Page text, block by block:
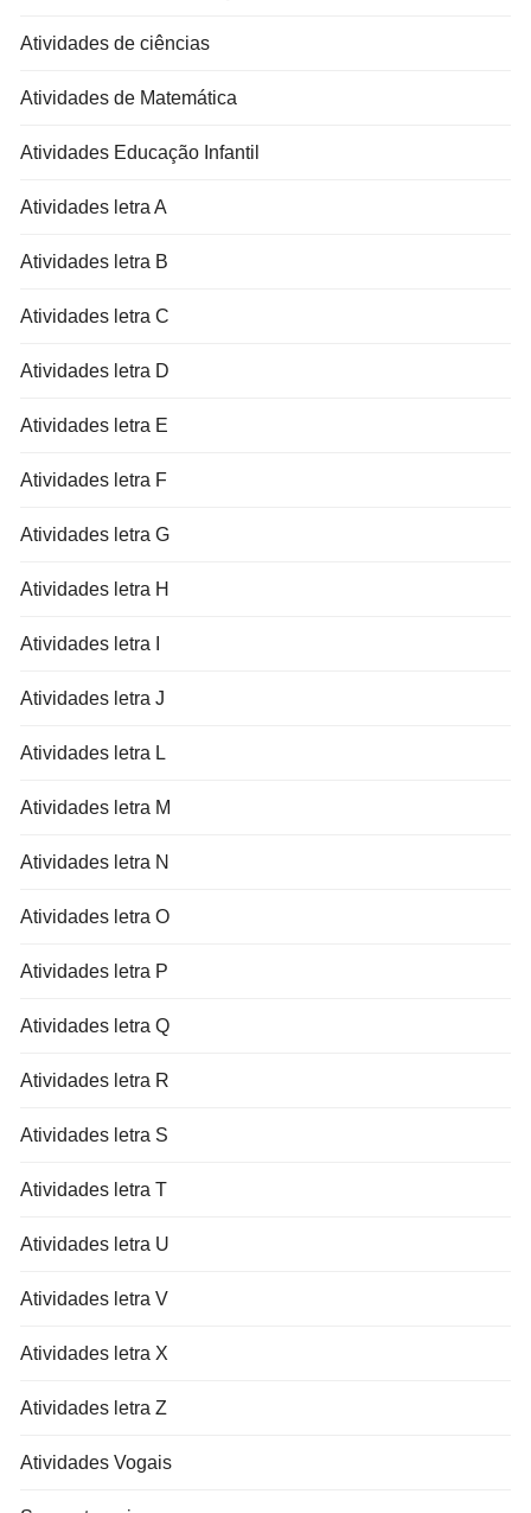
Atividades de ciências
Atividades de Matemática
Atividades Educação Infantil
Atividades letra A
Atividades letra B
Atividades letra C
Atividades letra D
Atividades letra E
Atividades letra F
Atividades letra G
Atividades letra H
Atividades letra I
Atividades letra J
Atividades letra L
Atividades letra M
Atividades letra N
Atividades letra O
Atividades letra P
Atividades letra Q
Atividades letra R
Atividades letra S
Atividades letra T
Atividades letra U
Atividades letra V
Atividades letra X
Atividades letra Z
Atividades Vogais